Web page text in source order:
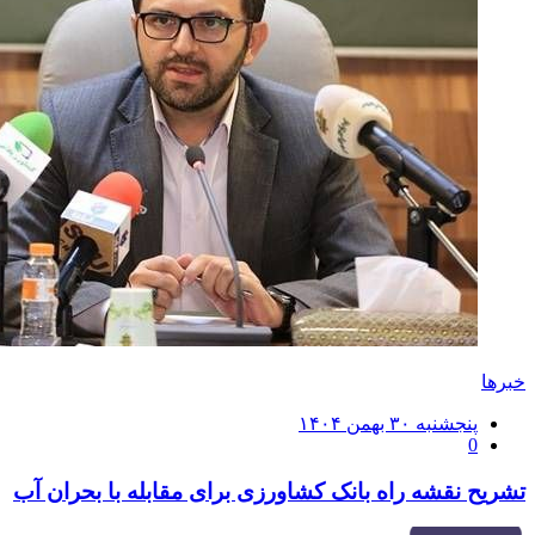
خبرها
ارسال
شده
پنجشنبه ۳۰ بهمن ۱۴۰۴
0
تشریح نقشه راه بانک کشاورزی برای مقابله با بحران آب